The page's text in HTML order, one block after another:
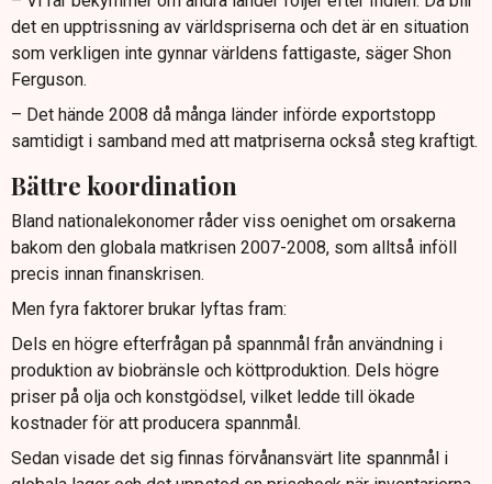
det en upptrissning av världspriserna och det är en situation
som verkligen inte gynnar världens fattigaste, säger Shon
Ferguson.
– Det hände 2008 då många länder införde exportstopp
samtidigt i samband med att matpriserna också steg kraftigt.
Bättre koordination
Bland nationalekonomer råder viss oenighet om orsakerna
bakom den globala matkrisen 2007-2008, som alltså inföll
precis innan finanskrisen.
Men fyra faktorer brukar lyftas fram:
Dels en högre efterfrågan på spannmål från användning i
produktion av biobränsle och köttproduktion. Dels högre
priser på olja och konstgödsel, vilket ledde till ökade
kostnader för att producera spannmål.
Sedan visade det sig finnas förvånansvärt lite spannmål i